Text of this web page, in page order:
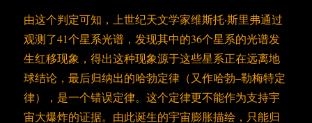
由这个判定可知，上世纪天文学家维斯托·斯里弗通过
观测了41个星系光谱，发现其中的36个星系的光谱发
生红移现象，得出这种现象源于这些星系正在远离地
球结论，最后归纳出的哈勃定律（又作哈勃–勒梅特定
律），是一个错误定律。这个定律更不能作为支持宇
宙大爆炸的证据。由此诞生的宇宙膨胀描绘，只能归